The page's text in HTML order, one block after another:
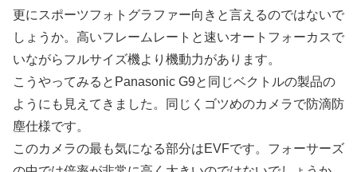
更にスポーツフォトグラファー向きと言えるのではないで
しょうか。高いフレームレートと速いオートフォーカスで
いながらフルサイズ機より機動力があります。
こうやってみるとPanasonic G9と同じベクトルの製品の
ようにも見えてきました。同じくゴツめのカメラで防滴防
塵仕様です。
このカメラの最も気になる部分はEVFです。フォーサーズ